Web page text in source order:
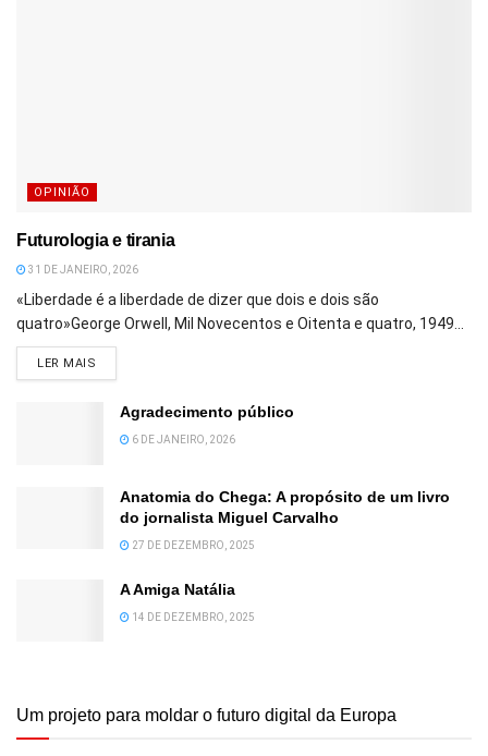
OPINIÃO
Futurologia e tirania
31 DE JANEIRO, 2026
«Liberdade é a liberdade de dizer que dois e dois são
quatro»George Orwell, Mil Novecentos e Oitenta e quatro, 1949...
LER MAIS
Agradecimento público
6 DE JANEIRO, 2026
Anatomia do Chega: A propósito de um livro
do jornalista Miguel Carvalho
27 DE DEZEMBRO, 2025
A Amiga Natália
14 DE DEZEMBRO, 2025
Um projeto para moldar o futuro digital da Europa